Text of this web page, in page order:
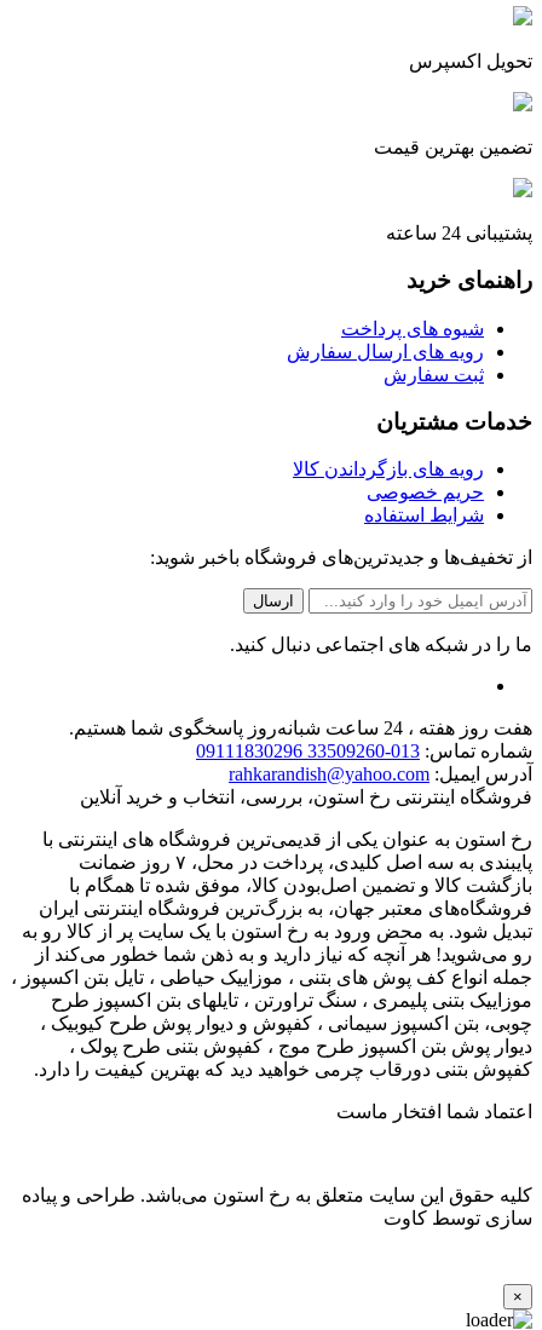
تحویل اکسپرس
تضمین بهترین قیمت
پشتیبانی 24 ساعته
راهنمای خرید
شیوه های پرداخت
رویه های ارسال سفارش
ثبت سفارش
خدمات مشتریان
رویه های بازگرداندن کالا
حریم خصوصی
شرایط استفاده
از تخفیف‌ها و جدیدترین‌های فروشگاه باخبر شوید:
ما را در شبکه های اجتماعی دنبال کنید.
هفت روز هفته ، 24 ساعت شبانه‌روز پاسخگوی شما هستیم.
شماره تماس: 013-33509260 09111830296
آدرس ایمیل: rahkarandish@yahoo.com
فروشگاه اینترنتی رخ استون، بررسی، انتخاب و خرید آنلاین
رخ استون به عنوان یکی از قدیمی‌ترین فروشگاه های اینترنتی با
پایبندی به سه اصل کلیدی، پرداخت در محل، ۷ روز ضمانت
بازگشت کالا و تضمین اصل‌بودن کالا، موفق شده تا همگام با
فروشگاه‌های معتبر جهان، به بزرگ‌ترین فروشگاه اینترنتی ایران
تبدیل شود. به محض ورود به رخ استون با یک سایت پر از کالا رو به
رو می‌شوید! هر آنچه که نیاز دارید و به ذهن شما خطور می‌کند از
جمله انواع کف پوش های بتنی ، موزاییک حیاطی ، تایل بتن اکسپوز ،
موزاییک بتنی پلیمری ، سنگ تراورتن ، تایلهای بتن اکسپوز طرح
چوبی، بتن اکسپوز سیمانی ، کفپوش و دیوار پوش طرح کیوبیک ،
دیوار پوش بتن اکسپوز طرح موج ، کفپوش بتنی طرح پولک ،
کفپوش بتنی دورقاب چرمی خواهید دید که بهترین کیفیت را دارد.
اعتماد شما افتخار ماست
کلیه حقوق این سایت متعلق به رخ استون می‌باشد. طراحی و پیاده
سازی توسط کاوت
×